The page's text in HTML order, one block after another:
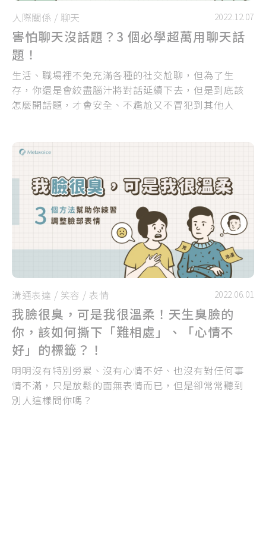
人際關係 / 聊天 2022.12.07
害怕聊天沒話題？3 個必學超萬用聊天話
題！
生活、職場裡不免充滿各種的社交尬聊，但為了生
存，你還是會絞盡腦汁將對話延續下去，但是到底該
怎麼開話題，才會安全、不尷尬又不冒犯到其他人
溝通表達 / 笑容 / 表情 2022.06.01
我臉很臭，可是我很溫柔！天生臭臉的
你，該如何撕下「難相處」、「心情不
好」的標籤？！
明明沒有特別勞累、沒有心情不好、也沒有對任何事
情不滿，只是放鬆的面無表情而已，但是卻常常聽到
別人這樣問你嗎？